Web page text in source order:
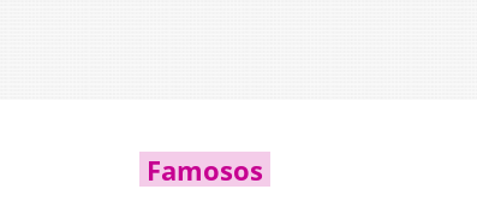
Famosos